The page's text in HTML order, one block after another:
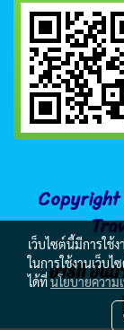
อาร์ที อัน
เว็บไซต์นี้มีการใ
ในการใช้งานเว็บ
ได้ที่นโยบายความ